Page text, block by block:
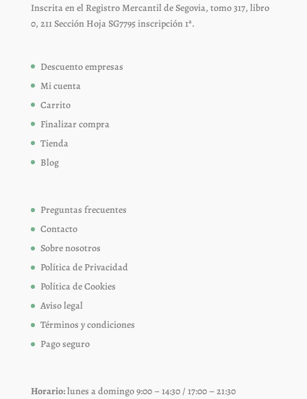
Inscrita en el Registro Mercantil de Segovia, tomo 317, libro
0, 211 Sección Hoja SG7795 inscripción 1ª.
Descuento empresas
Mi cuenta
Carrito
Finalizar compra
Tienda
Blog
Preguntas frecuentes
Contacto
Sobre nosotros
Política de Privacidad
Política de Cookies
Aviso legal
Términos y condiciones
Pago seguro
Horario:lunes a domingo 9:00 – 14:30 / 17:00 – 21:30